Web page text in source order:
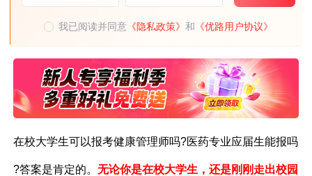
我已阅读并同意 《隐私政策》和 《优路用户协议》
在校大学生可以报考健康管理师吗?医药专业应届生能报吗
?答案是肯定的。无论你是在校大学生，还是刚刚走出校园